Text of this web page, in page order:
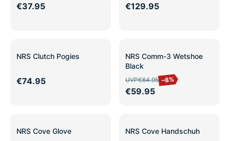
€37.95 €129.95
NRS Clutch Pogies
€74.95
SALE
NRS Comm-3 Wetshoe
Black
UVP€64.95 –8%
€59.95
NRS Cove Glove NRS Cove Handschuh